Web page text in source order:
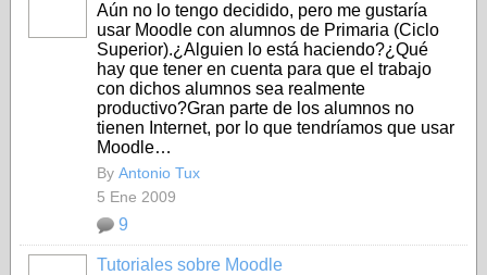
Aún no lo tengo decidido, pero me gustaría
usar Moodle con alumnos de Primaria (Ciclo
Superior).¿Alguien lo está haciendo?¿Qué
hay que tener en cuenta para que el trabajo
con dichos alumnos sea realmente
productivo?Gran parte de los alumnos no
tienen Internet, por lo que tendríamos que usar
Moodle…
By Antonio Tux
5 Ene 2009
9
Tutoriales sobre Moodle